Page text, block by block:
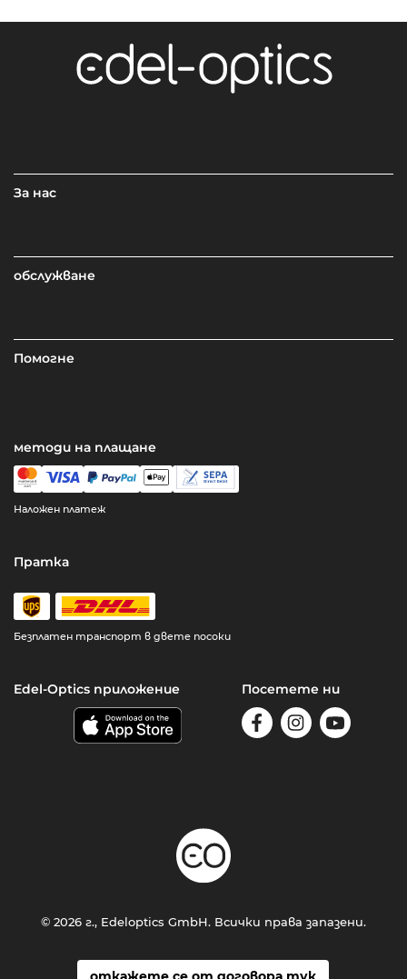
За нас
обслужване
Помогне
методи на плащане
Наложен платеж
Пратка
Безплатен транспорт в двете посоки
Edel-Optics приложение Посетете ни
© 2026 г., Edeloptics GmbH. Всички права запазени.